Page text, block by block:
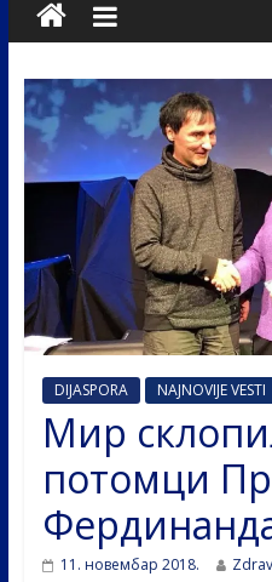
DIJASPORA NAJNOVIJE VESTI
Мир
потомци
11. новембар 2018.